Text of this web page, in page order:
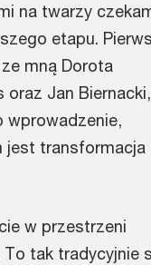
na twarzy
etapu.
mną Dorota
oraz Jan Biernacki,
wprowadzenie,
jest transformacja
w przestrzeni
tak tradycyjnie